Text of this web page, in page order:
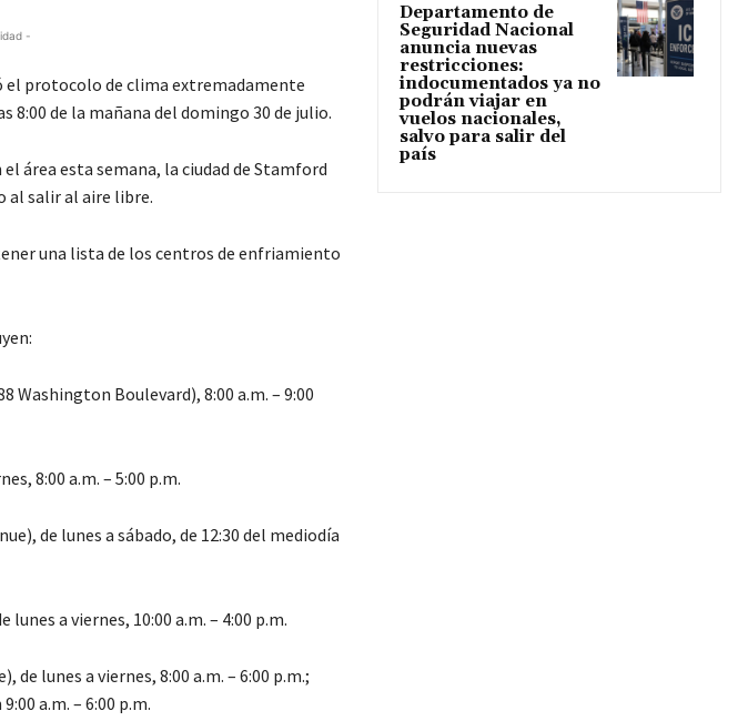
-
el protocolo de clima extremadamente
8:00 de la mañana del domingo 30 de julio.
área esta semana, la ciudad de Stamford
al salir al aire libre.
una lista de los centros de enfriamiento
Washington Boulevard), 8:00 a.m. – 9:00
8:00 a.m. – 5:00 p.m.
de lunes a sábado, de 12:30 del mediodía
a viernes, 10:00 a.m. – 4:00 p.m.
de lunes a viernes, 8:00 a.m. – 6:00 p.m.;
a.m. – 6:00 p.m.
Departamento de
Seguridad Nacional
anuncia nuevas
restricciones:
indocumentados ya no
podrán viajar en
vuelos nacionales,
salvo para salir del
país